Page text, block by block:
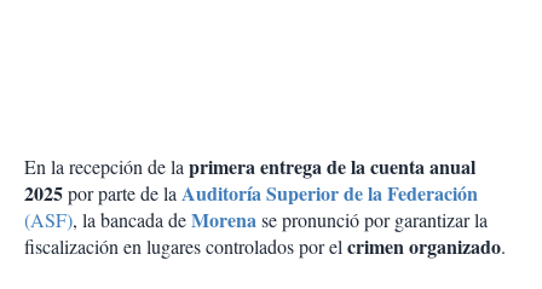
En la recepción de laprimera entrega de la cuenta anual
2025por parte de laAuditoría Superior de la Federación
(ASF), la bancada deMorenase pronunció por garantizar la
fiscalización en lugares controlados por elcrimen organizado.